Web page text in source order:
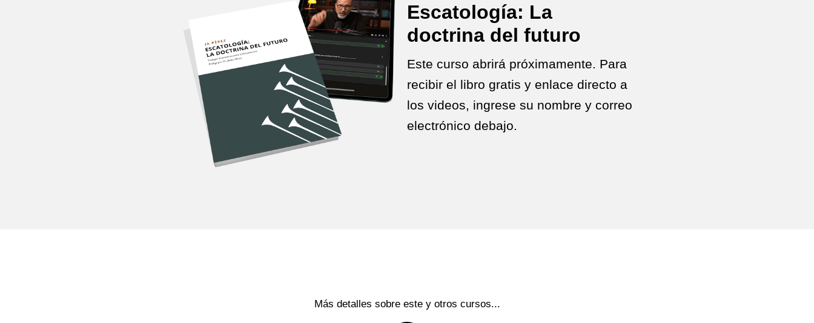
Escatología: La
doctrina del futuro
Este curso abrirá próximamente. Para
recibir el libro gratis y enlace directo a
los videos, ingrese su nombre y correo
electrónico debajo.
Más detalles sobre este y otros cursos...